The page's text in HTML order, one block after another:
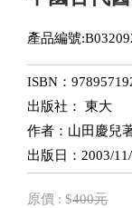
產品編號
ISBN：
出版社： 東大
作者：山田慶兒
出版日：2003/11/
原價 : $400元